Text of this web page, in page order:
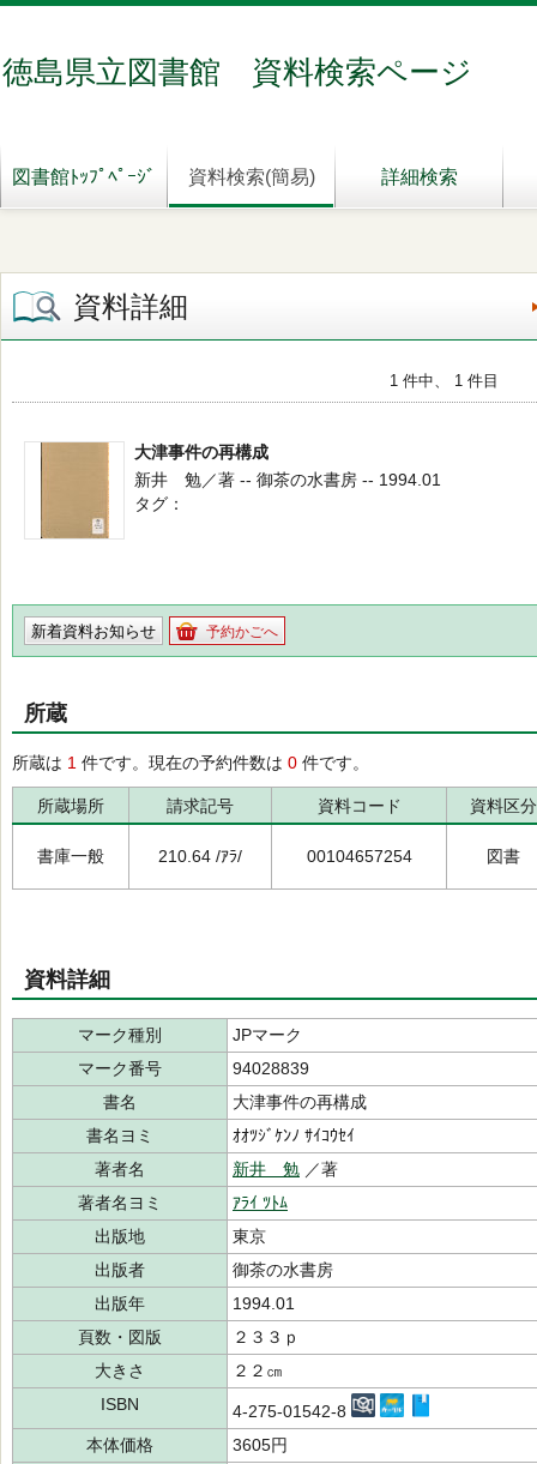
徳島県立図書館 資料検索ページ
図書館ﾄｯﾌﾟﾍﾟｰｼﾞ 資料検索(簡易) 詳細検索
資料詳細
1 件中、 1 件目
大津事件の再構成
新井 勉／著 -- 御茶の水書房 -- 1994.01
タグ
新着資料お知らせ 予約かごへ
所蔵
所蔵は 1 件です。現在の予約件数は 0 件です。
所蔵場所 請求記号 資料コード 資料区分
書庫一般 210.64 /ｱﾗ/ 00104657254 図書
資料詳細
マーク種別
JPマーク
マーク番号
94028839
書名
大津事件の再構成
書名ヨミ
ｵｵﾂｼﾞｹﾝﾉ ｻｲｺｳｾｲ
著者名
新井 勉 ／著
著者名ヨミ
ｱﾗｲ ﾂﾄﾑ
出版地
東京
出版者
御茶の水書房
出版年
1994.01
頁数・図版
２３３ｐ
大きさ
２２㎝
ISBN
4-275-01542-8
本体価格
3605円